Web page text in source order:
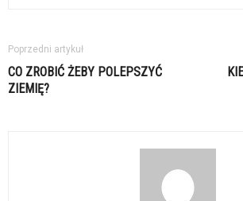
Poprzedni artykuł
CO ZROBIĆ ŻEBY POLEPSZYĆ
ZIEMIĘ?